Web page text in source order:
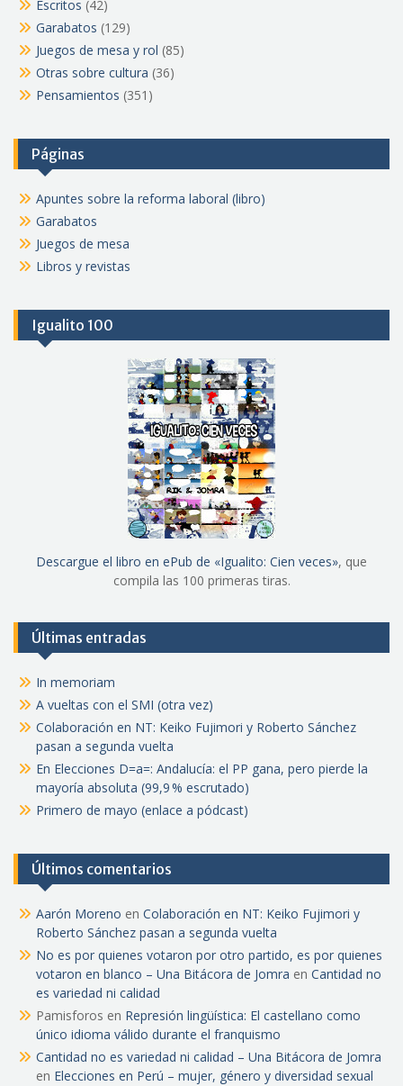
Escritos (42)
Garabatos (129)
Juegos de mesa y rol (85)
Otras sobre cultura (36)
Pensamientos (351)
Páginas
Apuntes sobre la reforma laboral (libro)
Garabatos
Juegos de mesa
Libros y revistas
Igualito 100
Descargue el libro en ePub de «Igualito: Cien veces», que
compila las 100 primeras tiras.
Últimas entradas
In memoriam
A vueltas con el SMI (otra vez)
Colaboración en NT: Keiko Fujimori y Roberto Sánchez
pasan a segunda vuelta
En Elecciones D=a=: Andalucía: el PP gana, pero pierde la
mayoría absoluta (99,9 % escrutado)
Primero de mayo (enlace a pódcast)
Últimos comentarios
Aarón Moreno en Colaboración en NT: Keiko Fujimori y
Roberto Sánchez pasan a segunda vuelta
No es por quienes votaron por otro partido, es por quienes
votaron en blanco – Una Bitácora de Jomra en Cantidad no
es variedad ni calidad
Pamisforos en Represión lingüística: El castellano como
único idioma válido durante el franquismo
Cantidad no es variedad ni calidad – Una Bitácora de Jomra
en Elecciones en Perú – mujer, género y diversidad sexual